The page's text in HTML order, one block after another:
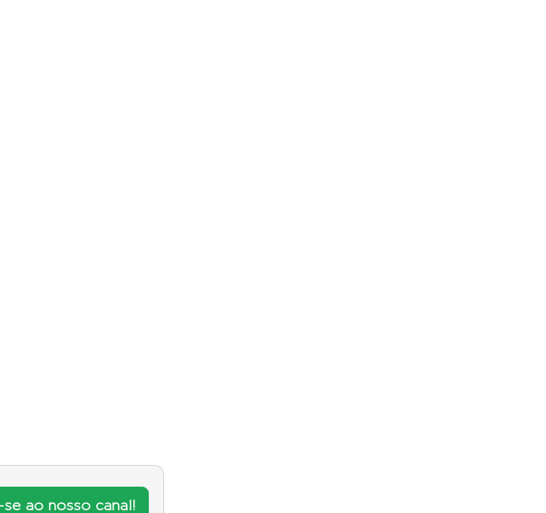
ao nosso canal!